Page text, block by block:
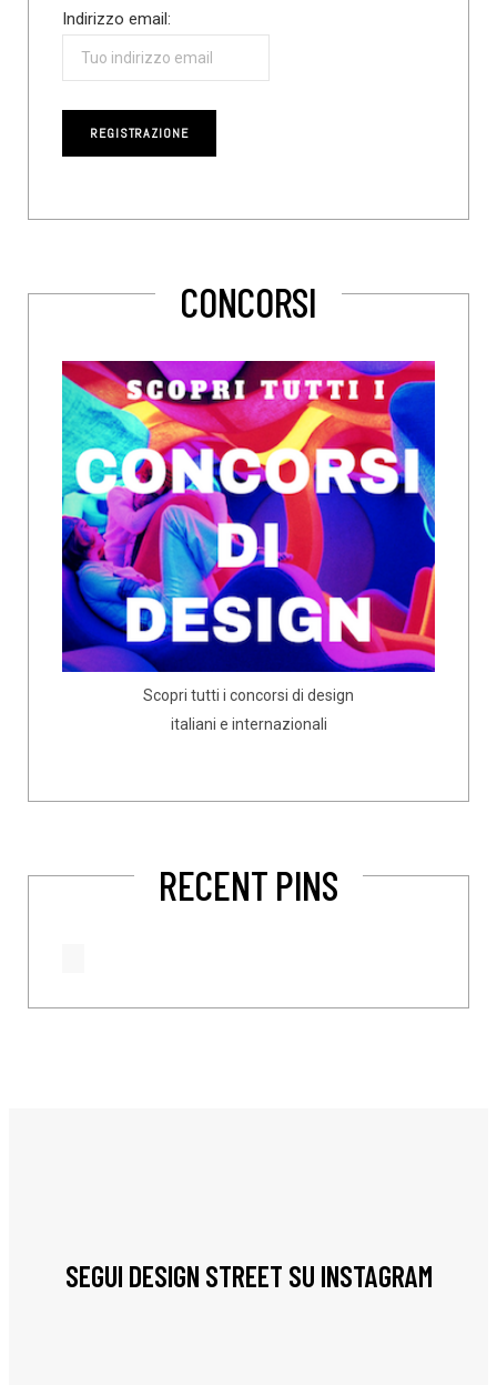
Indirizzo email:
CONCORSI
Scopri tutti i concorsi di design
italiani e internazionali
RECENT PINS
SEGUI DESIGN STREET SU INSTAGRAM